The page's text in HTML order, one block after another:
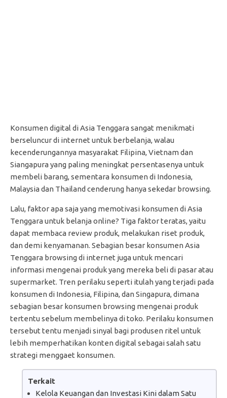
Konsumen digital di Asia Tenggara sangat menikmati
berseluncur di internet untuk berbelanja, walau
kecenderungannya masyarakat Filipina, Vietnam dan
Siangapura yang paling meningkat persentasenya untuk
membeli barang, sementara konsumen di Indonesia,
Malaysia dan Thailand cenderung hanya sekedar browsing.
Lalu, faktor apa saja yang memotivasi konsumen di Asia
Tenggara untuk belanja online? Tiga faktor teratas, yaitu
dapat membaca review produk, melakukan riset produk,
dan demi kenyamanan. Sebagian besar konsumen Asia
Tenggara browsing di internet juga untuk mencari
informasi mengenai produk yang mereka beli di pasar atau
supermarket. Tren perilaku seperti itulah yang terjadi pada
konsumen di Indonesia, Filipina, dan Singapura, dimana
sebagian besar konsumen browsing mengenai produk
tertentu sebelum membelinya di toko. Perilaku konsumen
tersebut tentu menjadi sinyal bagi produsen ritel untuk
lebih memperhatikan konten digital sebagai salah satu
strategi menggaet konsumen.
Terkait
Kelola Keuangan dan Investasi Kini dalam Satu